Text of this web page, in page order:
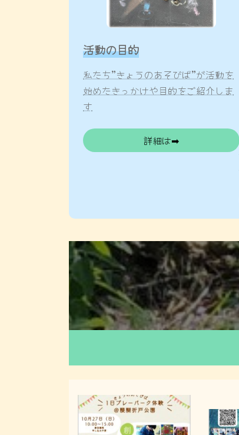
活動の目的
私たち”きょうのあそびば”が活動を
始めたきっかけや目的をご紹介しま
す
詳細は➡
カ
バ
ー
リ
ク